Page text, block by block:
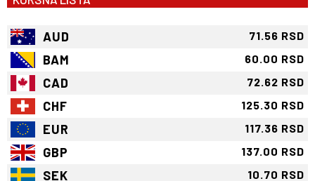
AUD 71.56 RSD
BAM 60.00 RSD
CAD 72.62 RSD
CHF 125.30 RSD
EUR 117.36 RSD
GBP 137.00 RSD
SEK 10.70 RSD